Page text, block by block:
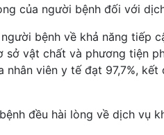
của người bệnh đối với
bệnh về khả năng tiếp
sở vật chất và phương tiện
nhân viên y tế đạt 97,7%,
đều hài lòng về dịch vụ